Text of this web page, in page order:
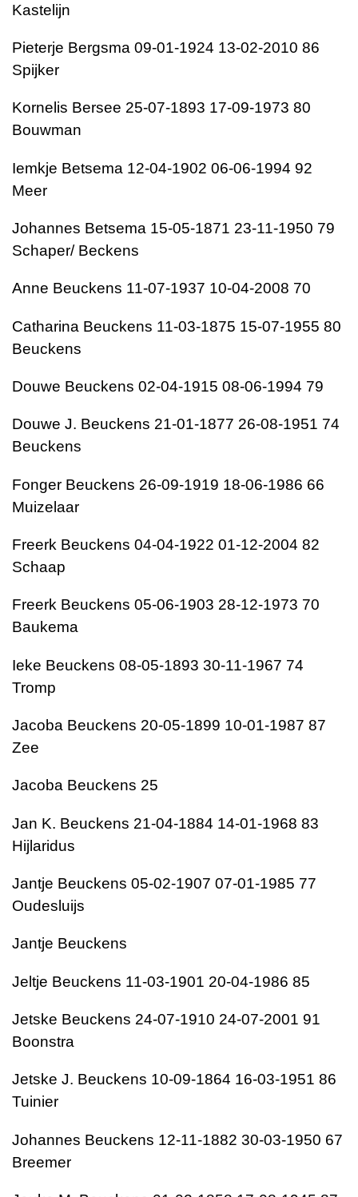
Kastelijn
Pieterje Bergsma 09-01-1924 13-02-2010 86
Spijker
Kornelis Bersee 25-07-1893 17-09-1973 80
Bouwman
Iemkje Betsema 12-04-1902 06-06-1994 92
Meer
Johannes Betsema 15-05-1871 23-11-1950 79
Schaper/ Beckens
Anne Beuckens 11-07-1937 10-04-2008 70
Catharina Beuckens 11-03-1875 15-07-1955 80
Beuckens
Douwe Beuckens 02-04-1915 08-06-1994 79
Douwe J. Beuckens 21-01-1877 26-08-1951 74
Beuckens
Fonger Beuckens 26-09-1919 18-06-1986 66
Muizelaar
Freerk Beuckens 04-04-1922 01-12-2004 82
Schaap
Freerk Beuckens 05-06-1903 28-12-1973 70
Baukema
Ieke Beuckens 08-05-1893 30-11-1967 74
Tromp
Jacoba Beuckens 20-05-1899 10-01-1987 87
Zee
Jacoba Beuckens 25
Jan K. Beuckens 21-04-1884 14-01-1968 83
Hijlaridus
Jantje Beuckens 05-02-1907 07-01-1985 77
Oudesluijs
Jantje Beuckens
Jeltje Beuckens 11-03-1901 20-04-1986 85
Jetske Beuckens 24-07-1910 24-07-2001 91
Boonstra
Jetske J. Beuckens 10-09-1864 16-03-1951 86
Tuinier
Johannes Beuckens 12-11-1882 30-03-1950 67
Breemer